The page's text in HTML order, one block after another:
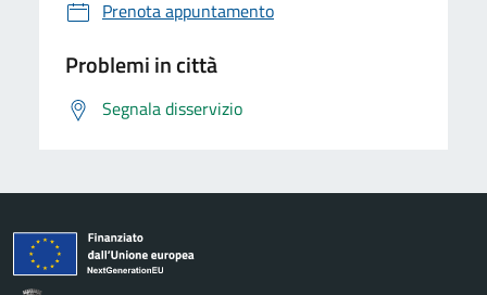
Prenota appuntamento
Problemi in città
Segnala disservizio